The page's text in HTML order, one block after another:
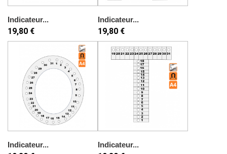
Indicateur...
19,80 €
Indicateur...
19,80 €
Indicateur... Indicateur...